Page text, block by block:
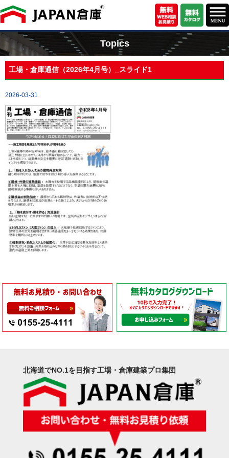
Topics
工場・倉庫通信（2026年4月号）_スライド1
2026-03-31
北海道でNO.1を目指す工場・倉庫建築プロ集団